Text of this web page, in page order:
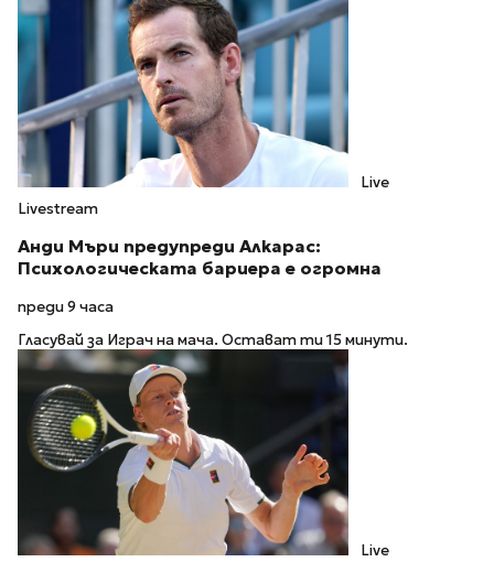
Live
Livestream
Анди Мъри предупреди Алкарас:
Психологическата бариера е огромна
преди 9 часа
Гласувай за Играч на мача. Остават ти 15 минути.
Live